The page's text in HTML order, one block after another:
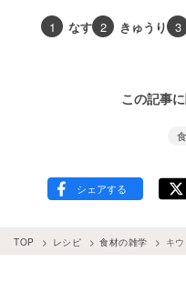
1 なす 2 きゅうり 3
この記事
TOP レシピ 食材の雑学 キ